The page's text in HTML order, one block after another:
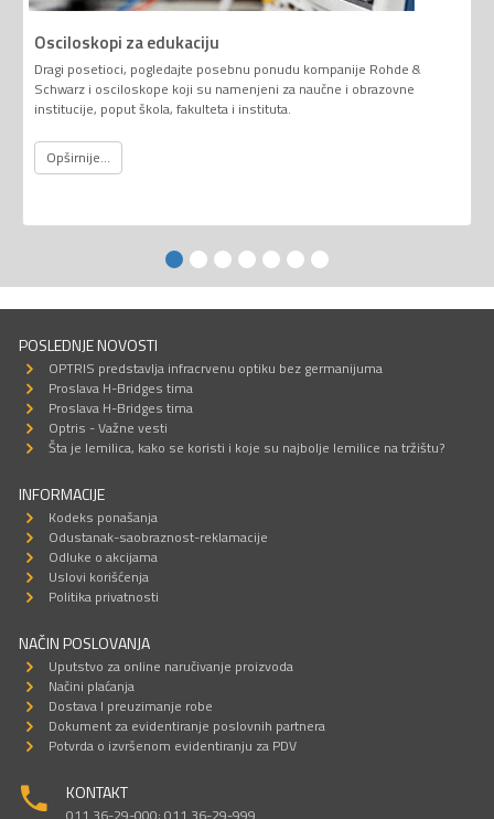
Osciloskopi za edukaciju
Dragi posetioci, pogledajte posebnu ponudu kompanije Rohde &
Schwarz i osciloskope koji su namenjeni za naučne i obrazovne
institucije, poput škola, fakulteta i instituta.
Opširnije...
POSLEDNJE NOVOSTI
OPTRIS predstavlja infracrvenu optiku bez germanijuma
Proslava H-Bridges tima
Proslava H-Bridges tima
Optris - Važne vesti
Šta je lemilica, kako se koristi i koje su najbolje lemilice na tržištu?
INFORMACIJE
Kodeks ponašanja
Odustanak-saobraznost-reklamacije
Odluke o akcijama
Uslovi korišćenja
Politika privatnosti
NAČIN POSLOVANJA
Uputstvo za online naručivanje proizvoda
Načini plaćanja
Dostava I preuzimanje robe
Dokument za evidentiranje poslovnih partnera
Potvrda o izvršenom evidentiranju za PDV
KONTAKT